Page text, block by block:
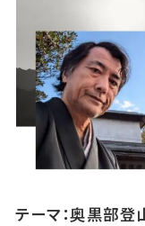
テーマ：奥黒部